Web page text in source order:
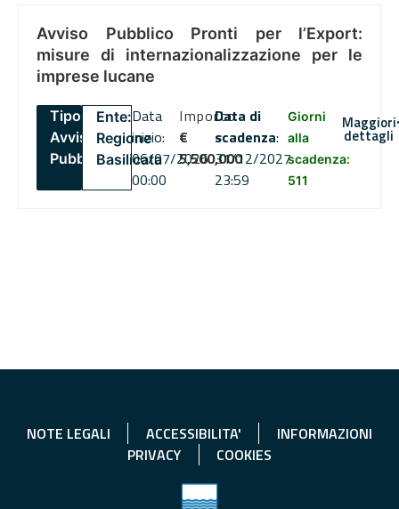
Avviso Pubblico Pronti per l’Export:
misure di internazionalizzazione per le
imprese lucane
Tipo:
Avviso
Pubblico
Ente:
Regione
Basilicata
Data
inizio:
06/07/2026
00:00
Importo
€
5,500,000
Data di
scadenza:
31/12/2027
23:59
Giorni
alla
scadenza:
511
Maggiori
dettagli
NOTE LEGALI ACCESSIBILITA'
INFORMAZIONI
PRIVACY
COOKIES